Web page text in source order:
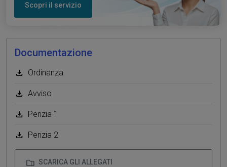
Scopri il servizio
Documentazione
Ordinanza
Avviso
Perizia 1
Perizia 2
SCARICA GLI ALLEGATI